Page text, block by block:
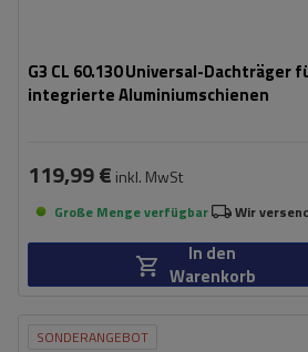
G3 CL 60.130 Universal-
integrierte Aluminiumschienen
119,99 € inkl. MwSt
Große Menge verfügbar Wir
In den
Warenkorb
SONDERANGEBOT